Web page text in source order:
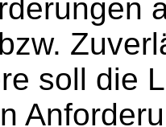
soll die